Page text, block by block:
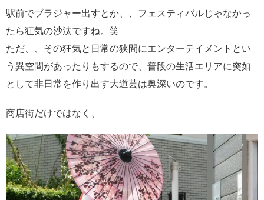
駅前でブラジャー出すとか、、フェスティバルじゃなかっ
たら狂気の沙汰ですね。笑
ただ、、その狂気と日常の狭間にエンターテイメントとい
う異空間があったりもするので、普段の生活エリアに突如
として非日常を作り出す大道芸は奥深いのです。
商店街だけではなく、